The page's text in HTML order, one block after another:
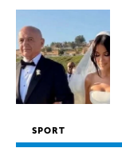
SPORT